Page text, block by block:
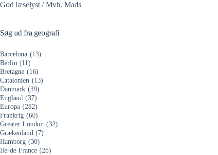
God læselyst / Mvh. Mads
Søg ud fra geografi
Barcelona (13)
Berlin (11)
Bretagne (16)
Catalonien (13)
Danmark (39)
England (37)
Europa (282)
Frankrig (60)
Greater London (32)
Grækenland (7)
Hamborg (30)
Ile-de-France (28)